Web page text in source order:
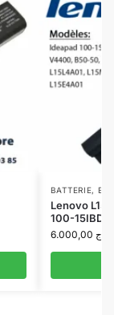
BATTERIE,
Lenovo
100-15IBD,
د.ج